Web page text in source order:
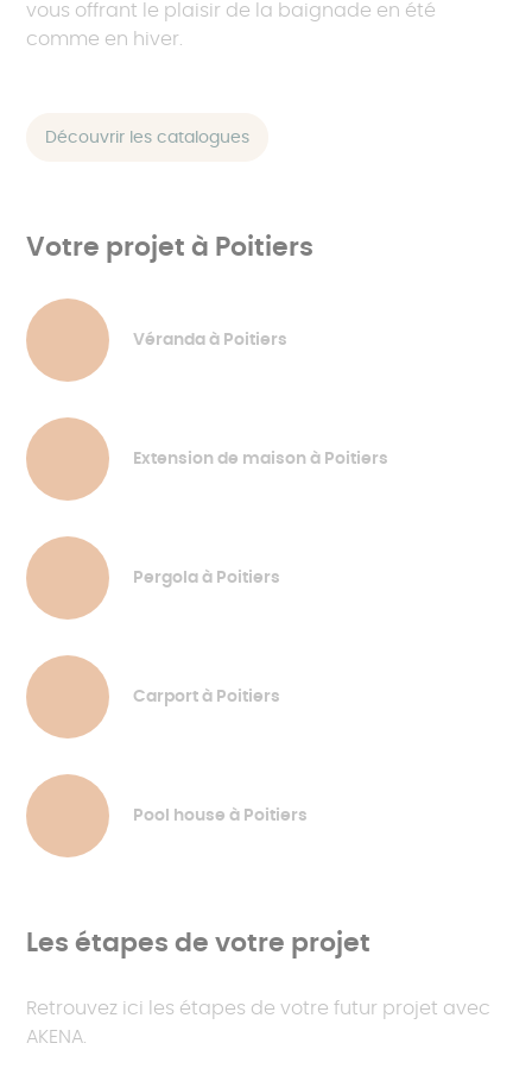
vous offrant le plaisir de la baignade en été
comme en hiver.
Découvrir les catalogues
Votre projet à Poitiers
Véranda à Poitiers
Extension de maison à Poitiers
Pergola à Poitiers
Carport à Poitiers
Pool house à Poitiers
Les étapes de votre projet
Retrouvez ici les étapes de votre futur projet avec
AKENA.